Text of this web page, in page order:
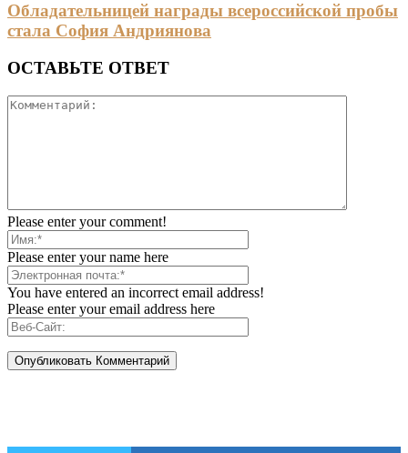
Обладательницей награды всероссийской пробы
стала София Андриянова
ОСТАВЬТЕ ОТВЕТ
Please enter your comment!
Please enter your name here
You have entered an incorrect email address!
Please enter your email address here